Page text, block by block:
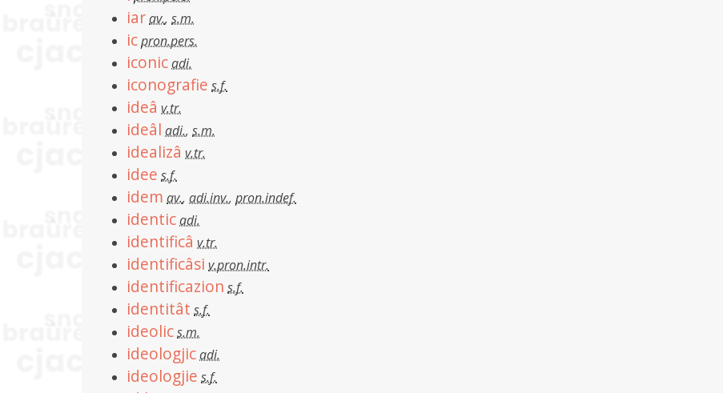
iarav., s.m.
icpron.pers.
iconicadi.
iconografie s.f.
ideâ v.tr.
ideâl adi., s.m.
idealizâ v.tr.
idee s.f.
idem av., adi.inv., pron.indef.
identicadi.
identificâ v.tr.
identificâsi v.pron.intr.
identificazion s.f.
identitât s.f.
ideolics.m.
ideologjicadi.
ideologjie s.f.